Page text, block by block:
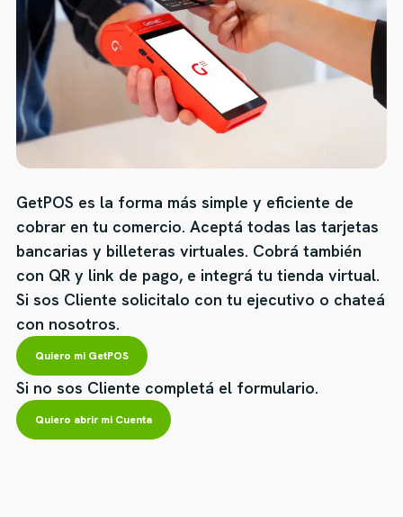
GetPOS es la forma más simple y eficiente de
cobrar en tu comercio. Aceptá todas las tarjetas
bancarias y billeteras virtuales. Cobrá también
con QR y link de pago, e integrá tu tienda virtual.
Si sos Cliente solicitalo con tu ejecutivo o chateá
con nosotros.
Quiero mi GetPOS
Si no sos Cliente completá el formulario.
Quiero abrir mi Cuenta